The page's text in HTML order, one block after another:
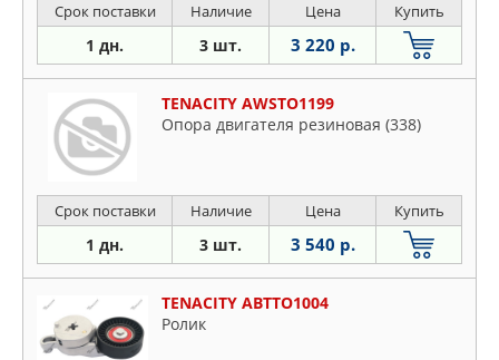
Срок поставки Наличие Цена Купить
1 дн. 3 шт. 3 220 р.
TENACITY AWSTO1199
Опора двигателя резиновая (338)
Срок поставки Наличие Цена Купить
1 дн. 3 шт. 3 540 р.
TENACITY ABTTO1004
Ролик